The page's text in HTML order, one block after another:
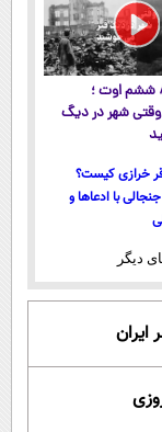
ساعت ۸:۱۵ ششم اوت ؛
شهر در دیگ
خرازی کیست؟
با ادعاها و
دیگر
ایران